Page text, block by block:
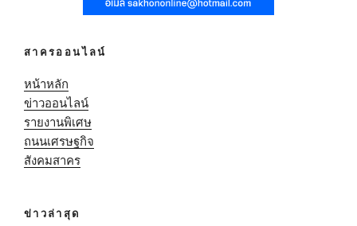
สาครออนไลน์
หน้าหลัก
ข่าวออนไลน์
รายงานพิเศษ
ถนนเศรษฐกิจ
สังคมสาคร
ข่าวล่าสุด